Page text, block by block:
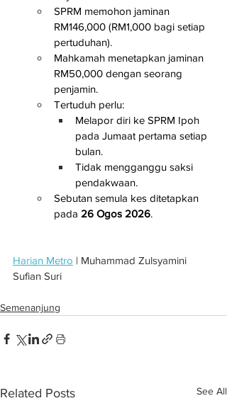
SPRM memohon jaminan
RM146,000 (RM1,000 bagi setiap
pertuduhan).
Mahkamah menetapkan jaminan
RM50,000 dengan seorang
penjamin.
Tertuduh perlu:
Melapor diri ke SPRM Ipoh
pada Jumaat pertama setiap
bulan.
Tidak mengganggu saksi
pendakwaan.
Sebutan semula kes ditetapkan
pada 26 Ogos 2026.
Harian Metro | Muhammad Zulsyamini
Sufian Suri
Semenanjung
Related Posts See All